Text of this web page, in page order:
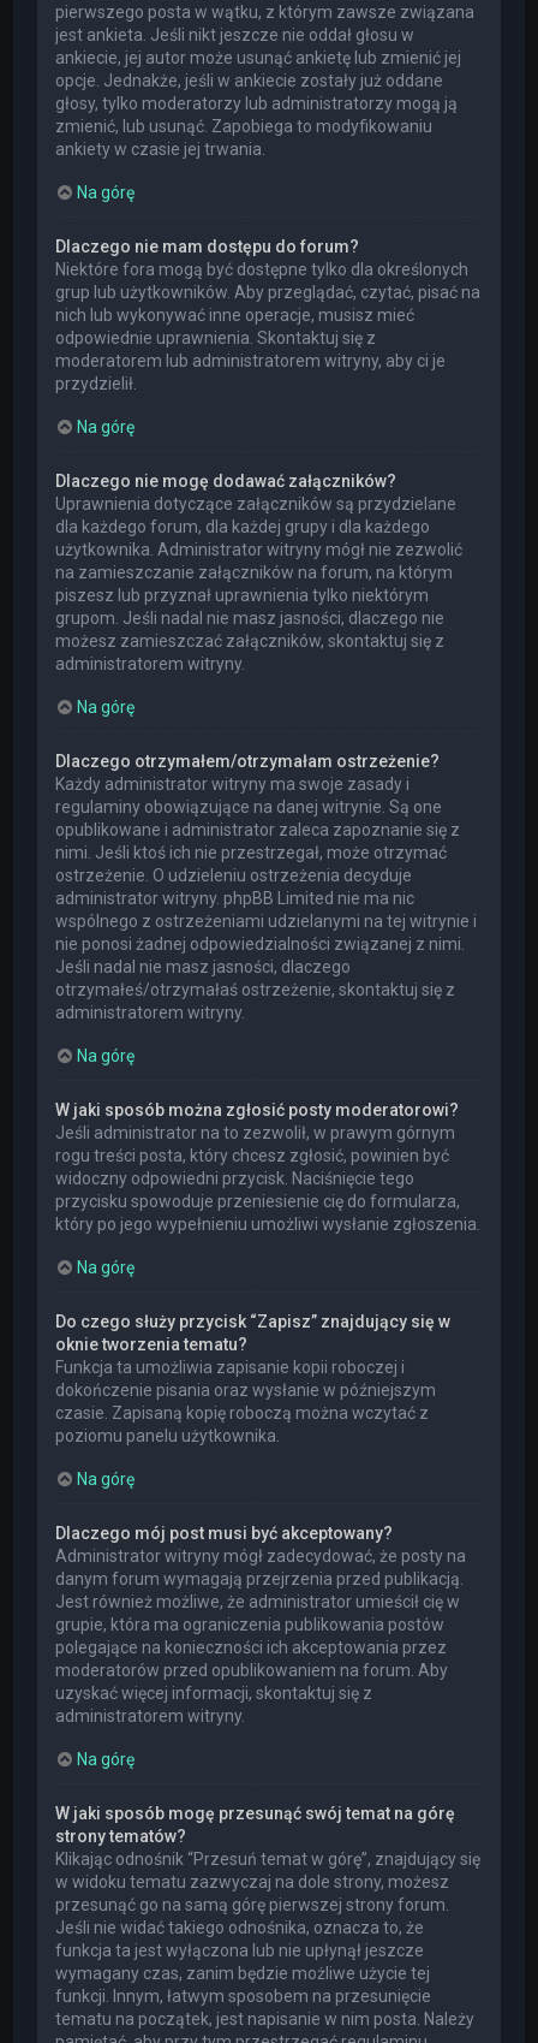
pierwszego posta w wątku, z którym zawsze związana
jest ankieta. Jeśli nikt jeszcze nie oddał głosu w
ankiecie, jej autor może usunąć ankietę lub zmienić jej
opcje. Jednakże, jeśli w ankiecie zostały już oddane
głosy, tylko moderatorzy lub administratorzy mogą ją
zmienić, lub usunąć. Zapobiega to modyfikowaniu
ankiety w czasie jej trwania.
Na górę
Dlaczego nie mam dostępu do forum?
Niektóre fora mogą być dostępne tylko dla określonych
grup lub użytkowników. Aby przeglądać, czytać, pisać na
nich lub wykonywać inne operacje, musisz mieć
odpowiednie uprawnienia. Skontaktuj się z
moderatorem lub administratorem witryny, aby ci je
przydzielił.
Na górę
Dlaczego nie mogę dodawać załączników?
Uprawnienia dotyczące załączników są przydzielane
dla każdego forum, dla każdej grupy i dla każdego
użytkownika. Administrator witryny mógł nie zezwolić
na zamieszczanie załączników na forum, na którym
piszesz lub przyznał uprawnienia tylko niektórym
grupom. Jeśli nadal nie masz jasności, dlaczego nie
możesz zamieszczać załączników, skontaktuj się z
administratorem witryny.
Na górę
Dlaczego otrzymałem/otrzymałam ostrzeżenie?
Każdy administrator witryny ma swoje zasady i
regulaminy obowiązujące na danej witrynie. Są one
opublikowane i administrator zaleca zapoznanie się z
nimi. Jeśli ktoś ich nie przestrzegał, może otrzymać
ostrzeżenie. O udzieleniu ostrzeżenia decyduje
administrator witryny. phpBB Limited nie ma nic
wspólnego z ostrzeżeniami udzielanymi na tej witrynie i
nie ponosi żadnej odpowiedzialności związanej z nimi.
Jeśli nadal nie masz jasności, dlaczego
otrzymałeś/otrzymałaś ostrzeżenie, skontaktuj się z
administratorem witryny.
Na górę
W jaki sposób można zgłosić posty moderatorowi?
Jeśli administrator na to zezwolił, w prawym górnym
rogu treści posta, który chcesz zgłosić, powinien być
widoczny odpowiedni przycisk. Naciśnięcie tego
przycisku spowoduje przeniesienie cię do formularza,
który po jego wypełnieniu umożliwi wysłanie zgłoszenia.
Na górę
Do czego służy przycisk “Zapisz” znajdujący się w
oknie tworzenia tematu?
Funkcja ta umożliwia zapisanie kopii roboczej i
dokończenie pisania oraz wysłanie w późniejszym
czasie. Zapisaną kopię roboczą można wczytać z
poziomu panelu użytkownika.
Na górę
Dlaczego mój post musi być akceptowany?
Administrator witryny mógł zadecydować, że posty na
danym forum wymagają przejrzenia przed publikacją.
Jest również możliwe, że administrator umieścił cię w
grupie, która ma ograniczenia publikowania postów
polegające na konieczności ich akceptowania przez
moderatorów przed opublikowaniem na forum. Aby
uzyskać więcej informacji, skontaktuj się z
administratorem witryny.
Na górę
W jaki sposób mogę przesunąć swój temat na górę
strony tematów?
Klikając odnośnik “Przesuń temat w górę”, znajdujący się
w widoku tematu zazwyczaj na dole strony, możesz
przesunąć go na samą górę pierwszej strony forum.
Jeśli nie widać takiego odnośnika, oznacza to, że
funkcja ta jest wyłączona lub nie upłynął jeszcze
wymagany czas, zanim będzie możliwe użycie tej
funkcji. Innym, łatwym sposobem na przesunięcie
tematu na początek, jest napisanie w nim posta. Należy